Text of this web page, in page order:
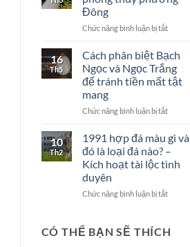
Hum
gì?
Việt
–
hiểu
ngớ
ngẩn
Đông
Chức năng bình luận bị tắtở
mẫu
đơn
trong
phong
phương
16
Th5
Cách phân biệt Bạch
Ngọc và Ngọc Trắng
để tránh tiền mất tật
mang
Chức năng bình luận bị tắtở
phân
biệt
Ngọc
Ngọc
tránh
tiền
10
Th2
1991 hợp đá màu gì và
đó là loại đá nào? –
Kích hoạt tài lộc tình
duyên
Chức năng bình luận bị tắtở
đá
CÓ THỂ BẠN SẼ THÍCH